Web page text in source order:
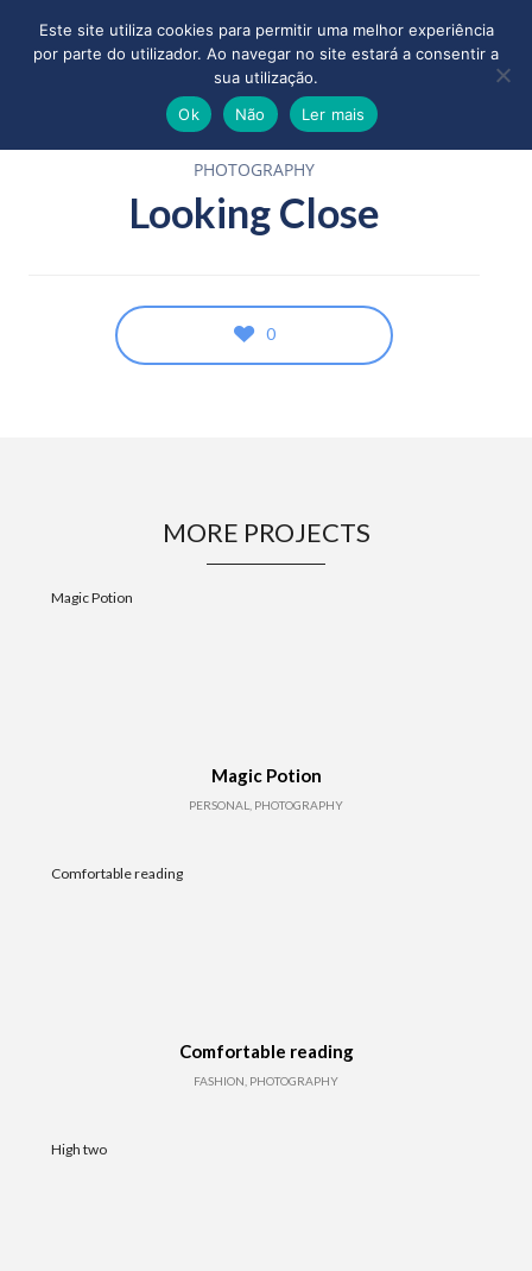
PHOTOGRAPHY
Looking Close
0
MORE PROJECTS
Magic Potion
Magic Potion
PERSONAL, PHOTOGRAPHY
Comfortable reading
Comfortable reading
FASHION, PHOTOGRAPHY
High two
Este site utiliza cookies para permitir uma melhor experiência
por parte do utilizador. Ao navegar no site estará a consentir a
sua utilização.
Ok
Não Ler mais